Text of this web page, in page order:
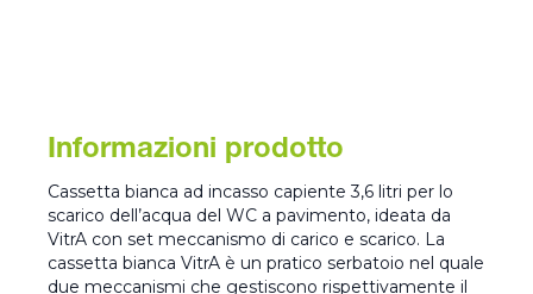
Informazioni prodotto
Cassetta bianca ad incasso capiente 3,6 litri per lo
scarico dell’acqua del WC a pavimento, ideata da
VitrA con set meccanismo di carico e scarico. La
cassetta bianca VitrA è un pratico serbatoio nel quale
due meccanismi che gestiscono rispettivamente il